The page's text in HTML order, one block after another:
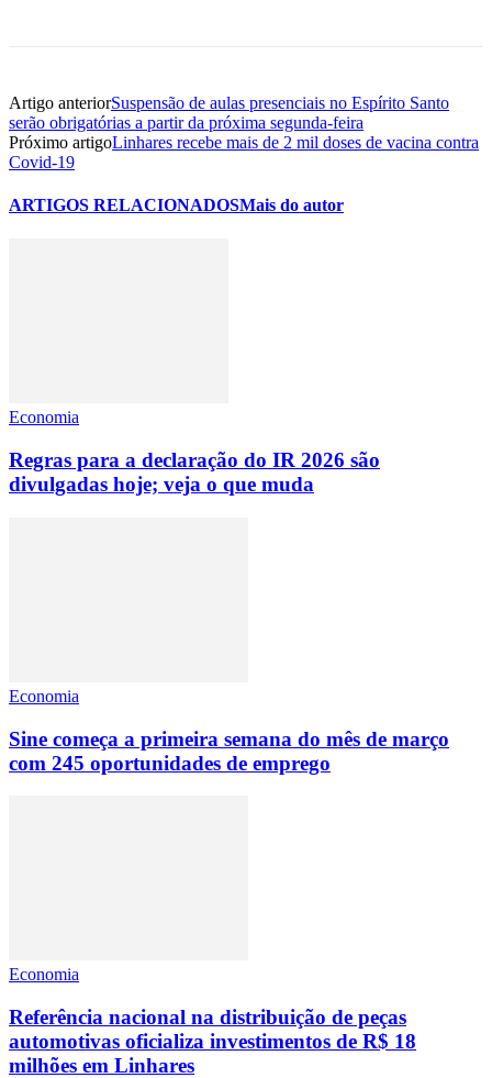
Artigo anteriorSuspensão de aulas presenciais no Espírito Santo
serão obrigatórias a partir da próxima segunda-feira
Próximo artigoLinhares recebe mais de 2 mil doses de vacina contra
Covid-19
ARTIGOS RELACIONADOSMais do autor
Economia
Regras para a declaração do IR 2026 são
divulgadas hoje; veja o que muda
Economia
Sine começa a primeira semana do mês de março
com 245 oportunidades de emprego
Economia
Referência nacional na distribuição de peças
automotivas oficializa investimentos de R$ 18
milhões em Linhares